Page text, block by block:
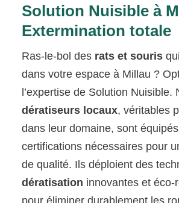
Solution Nuisible à
Extermination totale
Ras-le-bol des rats et souris
dans votre espace à Millau ?
l’expertise de Solution Nuisible.
dératiseurs locaux, véritables
dans leur domaine, sont
certifications nécessaires pour
de qualité. Ils déploient des
dératisation innovantes et éco-